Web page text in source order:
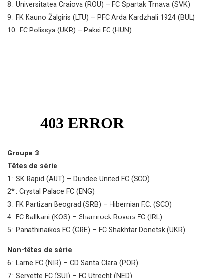
8 : Universitatea Craiova (ROU) – FC Spartak Trnava (SVK)
9 : FK Kauno Žalgiris (LTU) – PFC Arda Kardzhali 1924 (BUL)
10 : FC Polissya (UKR) – Paksi FC (HUN)
Groupe 3
Têtes de série
1 : SK Rapid (AUT) – Dundee United FC (SCO)
2* : Crystal Palace FC (ENG)
3 : FK Partizan Beograd (SRB) – Hibernian F.C. (SCO)
4 : FC Ballkani (KOS) – Shamrock Rovers FC (IRL)
5 : Panathinaikos FC (GRE) – FC Shakhtar Donetsk (UKR)
Non-têtes de série
6 : Larne FC (NIR) – CD Santa Clara (POR)
7 : Servette FC (SUI) – FC Utrecht (NED)